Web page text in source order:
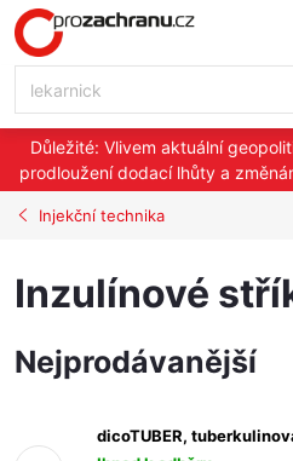
Přejít
na
Důležité: Vlivem aktuální
prodloužení dodací lhůty a
Injekční technika
Inzulínové
Nejprodávanější
dicoTUBER,